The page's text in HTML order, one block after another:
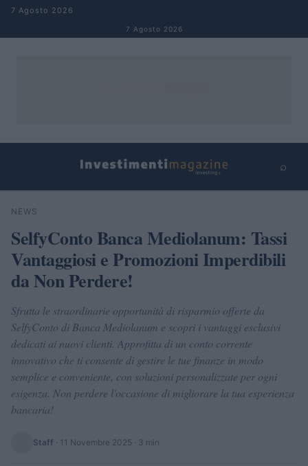
Salta al contenuto
7 Agosto 2026
7 Agosto 2026
⌕
Cerca
NEWS
SelfyConto Banca Mediolanum: Tassi
Vantaggiosi e Promozioni Imperdibili
da Non Perdere!
Sfrutta le straordinarie opportunità di risparmio offerte da
SelfyConto di Banca Mediolanum e scopri i vantaggi esclusivi
dedicati ai nuovi clienti. Approfitta di un conto corrente
innovativo che ti consente di gestire le tue finanze in modo
semplice e conveniente, con soluzioni personalizzate per ogni
esigenza. Non perdere l'occasione di migliorare la tua esperienza
bancaria!
Staff · 11 Novembre 2025 · 3 min